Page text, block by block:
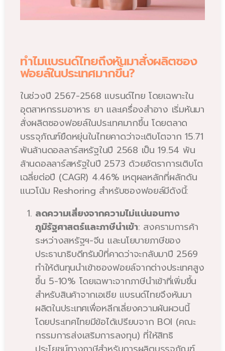
ทำไมแบรนด์ไทยถึงหันมาสั่งผลิตซอง
ฟอยล์ในประเทศมากขึ้น?
ในช่วงปี 2567-2568 แบรนด์ไทย โดยเฉพาะใน
อุตสาหกรรมอาหาร ยา และเครื่องสำอาง เริ่มหันมา
สั่งผลิตซองฟอยล์ในประเทศมากขึ้น โดยตลาด
บรรจุภัณฑ์ยืดหยุ่นในไทยคาดว่าจะเติบโตจาก 15.71
พันล้านดอลลาร์สหรัฐในปี 2568 เป็น 19.54 พัน
ล้านดอลลาร์สหรัฐในปี 2573 ด้วยอัตราการเติบโต
เฉลี่ยต่อปี (CAGR) 4.46% เหตุผลหลักที่ผลักดัน
แนวโน้ม Reshoring สำหรับซองฟอยล์มีดังนี้:
ลดความเสี่ยงจากความไม่แน่นอนทาง
ภูมิรัฐศาสตร์และภาษีนำเข้า: สงครามการค้า
ระหว่างสหรัฐฯ-จีน และนโยบายภาษีของ
ประธานาธิบดีทรัมป์ที่คาดว่าจะกลับมาปี 2569
ทำให้ต้นทุนนำเข้าซองฟอยล์จากต่างประเทศสูง
ขึ้น 5-10% โดยเฉพาะจากภาษีนำเข้าที่เพิ่มขึ้น
สำหรับสินค้าจากเอเชีย แบรนด์ไทยจึงหันมา
ผลิตในประเทศเพื่อหลีกเลี่ยงความผันผวนนี้
โดยประเทศไทยมีข้อได้เปรียบจาก BOI (คณะ
กรรมการส่งเสริมการลงทุน) ที่ให้สิทธิ